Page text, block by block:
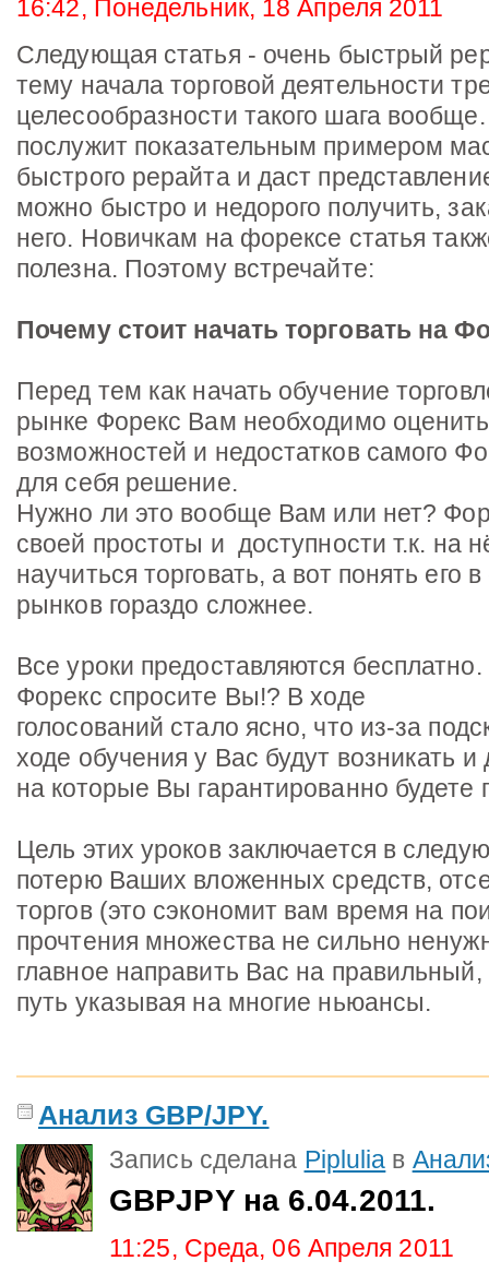
16:42, Понедельник, 18 Апреля 2011
Следующая статья - очень быстрый
тему начала торговой деятельности
целесообразности такого шага
послужит показательным примером
быстрого рерайта и даст
можно быстро и недорого получить,
него. Новичкам на форексе статья
полезна. Поэтому встречайте:
Почему стоит начать торговать на
Перед тем как начать обучение
рынке Форекс Вам необходимо
возможностей и недостатков самого
для себя решение.
Нужно ли это вообще Вам или нет?
своей простоты и доступности т.к. на
научиться торговать, а вот понять его
рынков гораздо сложнее.
Все уроки предоставляются
Форекс спросите Вы!? В ходе
голосований стало ясно, что из-за
ходе обучения у Вас будут возникать
на которые Вы гарантированно будете
Цель этих уроков заключается в
потерю Ваших вложенных средств,
торгов (это сэкономит вам время на
прочтения множества не сильно
главное направить Вас на
путь указывая на многие ньюансы.
Анализ GBP/JPY.
Запись сделана Piplulia в
GBPJPY на 6.04.2011.
11:25, Среда, 06 Апреля 2011